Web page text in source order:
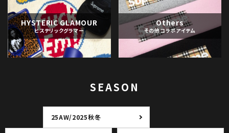
HYSTERIC GLAMOUR
ヒステリックグラマー
Others
その他コラボアイテム
SEASON
25AW/2025秋冬